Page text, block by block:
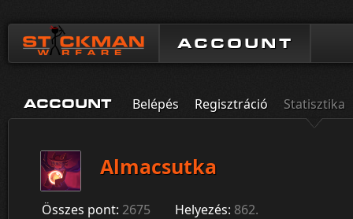
ACCOUNT
ACCOUNT Belépés Regisztráció Statisztika
Almacsutka
Összes pont: 2675 Helyezés: 862.